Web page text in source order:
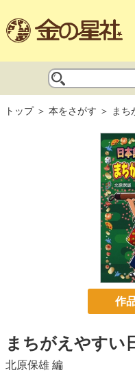
トップ 本をさがす まち
作
まちがえやすい
北原保雄 編